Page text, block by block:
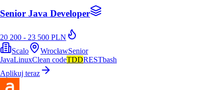
Senior Java Developer
20 200 - 23 500 PLN
Scalo
WrocławSenior
JavaLinuxClean codeTDDRESTbash
Aplikuj teraz